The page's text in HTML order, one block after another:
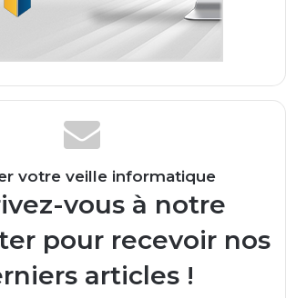
votre veille informatique
vous à notre
pour recevoir nos
articles !